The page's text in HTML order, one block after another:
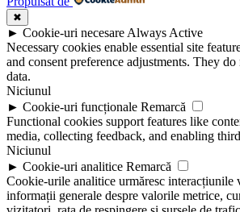
✖
► Cookie-uri necesare Always Active
Necessary cookies enable essential site
and consent preference adjustments. They do
data.
Niciunul
► Cookie-uri funcționale Remarcă
Functional cookies support features like
media, collecting feedback, and enabling
Niciunul
► Cookie-uri analitice Remarcă
Cookie-urile analitice urmăresc interacțiunile
informații generale despre valorile metrice,